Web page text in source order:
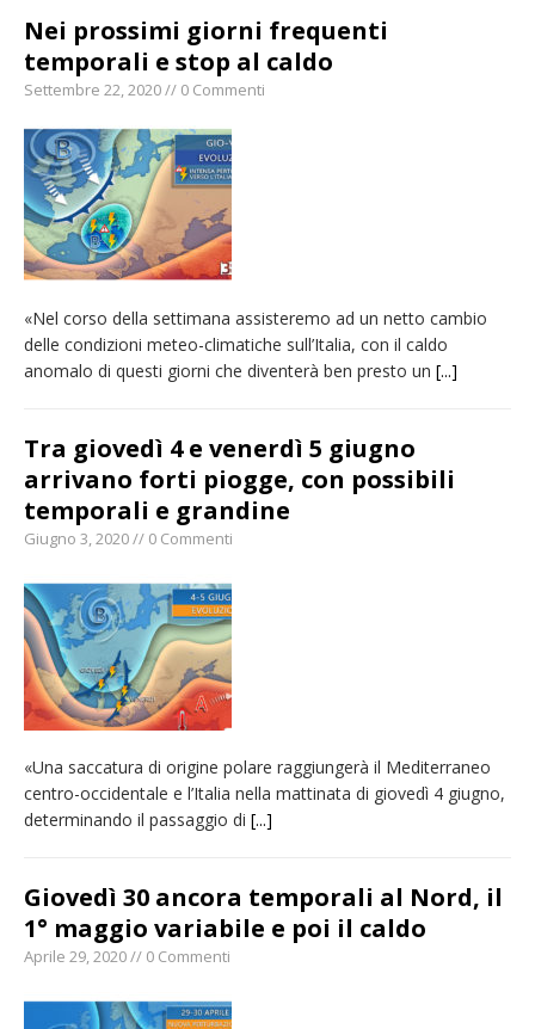
Nei prossimi giorni frequenti
temporali e stop al caldo
Settembre 22, 2020 // 0 Commenti
«Nel corso della settimana assisteremo ad un netto cambio
delle condizioni meteo-climatiche sull’Italia, con il caldo
anomalo di questi giorni che diventerà ben presto un [...]
Tra giovedì 4 e venerdì 5 giugno
arrivano forti piogge, con possibili
temporali e grandine
Giugno 3, 2020 // 0 Commenti
«Una saccatura di origine polare raggiungerà il Mediterraneo
centro-occidentale e l’Italia nella mattinata di giovedì 4 giugno,
determinando il passaggio di [...]
Giovedì 30 ancora temporali al Nord, il
1° maggio variabile e poi il caldo
Aprile 29, 2020 // 0 Commenti